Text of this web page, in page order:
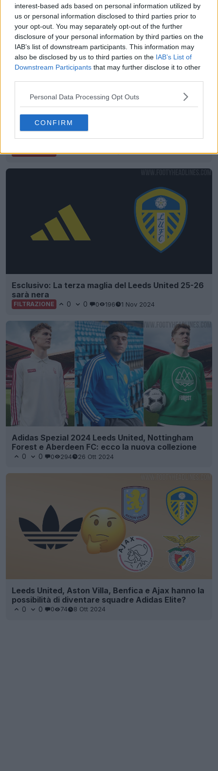
interest-based ads based on personal information utilized by
us or personal information disclosed to third parties prior to
your opt-out. You may separately opt-out of the further
disclosure of your personal information by third parties on the
IAB’s list of downstream participants. This information may
also be disclosed by us to third parties on the IAB’s List of
Downstream Participants that may further disclose it to other
Personal Data Processing Opt Outs
CONFIRM
Esclusivo: La seconda maglia da trasferta del
Leeds United 25-26 sarà blu/bianca
FILTRAZIONE 1 0 0 142 7 Nov 2024
Esclusivo: La terza maglia del Leeds United 25-26
sarà nera
FILTRAZIONE 0 0 0 196 1 Nov 2024
Adidas Spezial 2024 Leeds United, Nottingham
Forest e Aberdeen FC: ecco la nuova collezione
0 0 0 294 26 Ott 2024
Leeds United, Aston Villa, Benfica e Ajax hanno la
possibilità di diventare squadre Adidas Elite?
0 0 0 74 8 Ott 2024